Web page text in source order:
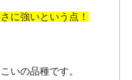
に強いという点！
いの品種です。